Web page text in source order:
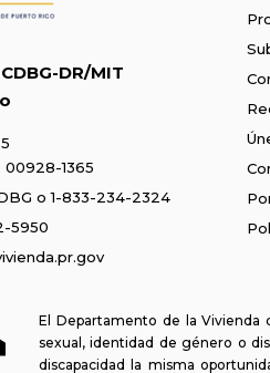
DR/MIT
00928-1365
o1-833-234-2324
5950
El Departamento de la Vivienda
sexual, identidad de género o
discapacidad la misma